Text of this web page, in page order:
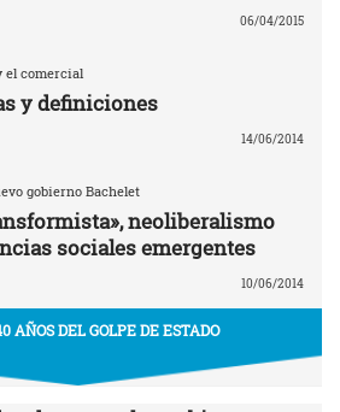
06/04/2015
el comercial
y definiciones
14/06/2014
gobierno Bachelet
neoliberalismo
sociales emergentes
10/06/2014
AÑOS DEL GOLPE DE ESTADO